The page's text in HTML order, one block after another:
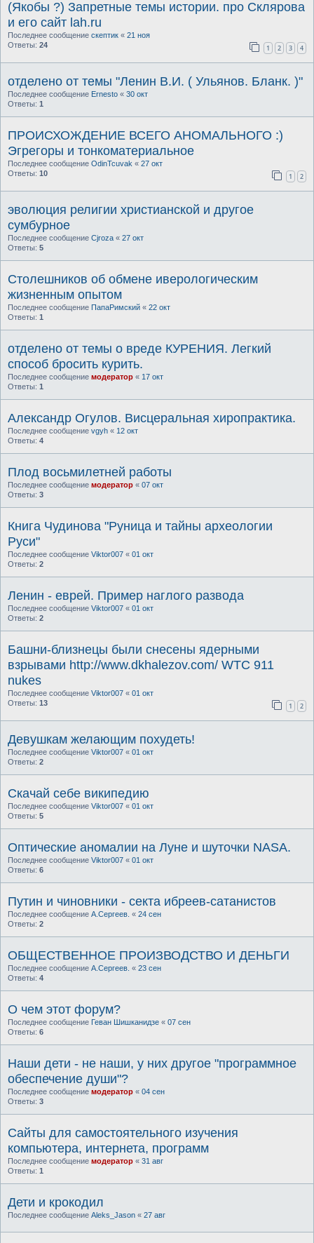
(Якобы ?) Запретные темы истории. про Склярова
и его сайт lah.ru
Последнее сообщение скептик « 21 ноя
Ответы: 24 1 2 3 4
отделено от темы "Ленин В.И. ( Ульянов. Бланк. )"
Последнее сообщение Ernesto « 30 окт
Ответы: 1
ПРОИСХОЖДЕНИЕ ВСЕГО АНОМАЛЬНОГО :)
Эгрегоры и тонкоматериальное
Последнее сообщение OdinTcuvak « 27 окт
Ответы: 10 1 2
эволюция религии христианской и другое
сумбурное
Последнее сообщение Cjroza « 27 окт
Ответы: 5
Столешников об обмене иверологическим
жизненным опытом
Последнее сообщение ПапаРимский « 22 окт
Ответы: 1
отделено от темы о вреде КУРЕНИЯ. Легкий
способ бросить курить.
Последнее сообщение модератор « 17 окт
Ответы: 1
Александр Огулов. Висцеральная хиропрактика.
Последнее сообщение vgyh « 12 окт
Ответы: 4
Плод восьмилетней работы
Последнее сообщение модератор « 07 окт
Ответы: 3
Книга Чудинова "Руница и тайны археологии
Руси"
Последнее сообщение Viktor007 « 01 окт
Ответы: 2
Ленин - еврей. Пример наглого развода
Последнее сообщение Viktor007 « 01 окт
Ответы: 2
Башни-близнецы были снесены ядерными
взрывами http://www.dkhalezov.com/ WTC 911
nukes
Последнее сообщение Viktor007 « 01 окт
Ответы: 13 1 2
Девушкам желающим похудеть!
Последнее сообщение Viktor007 « 01 окт
Ответы: 2
Скачай себе википедию
Последнее сообщение Viktor007 « 01 окт
Ответы: 5
Оптические аномалии на Луне и шуточки NASA.
Последнее сообщение Viktor007 « 01 окт
Ответы: 6
Путин и чиновники - секта ибреев-сатанистов
Последнее сообщение А.Сергеев. « 24 сен
Ответы: 2
ОБЩЕСТВЕННОЕ ПРОИЗВОДСТВО И ДЕНЬГИ
Последнее сообщение А.Сергеев. « 23 сен
Ответы: 4
О чем этот форум?
Последнее сообщение Геван Шишканидзе « 07 сен
Ответы: 6
Наши дети - не наши, у них другое "программное
обеспечение души"?
Последнее сообщение модератор « 04 сен
Ответы: 3
Сайты для самостоятельного изучения
компьютера, интернета, программ
Последнее сообщение модератор « 31 авг
Ответы: 1
Дети и крокодил
Последнее сообщение Aleks_Jason « 27 авг